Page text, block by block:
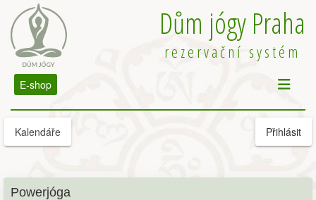
Dům jógy Praha
rezervační systém
E-shop
Kalendáře Přihlásit
Powerjóga